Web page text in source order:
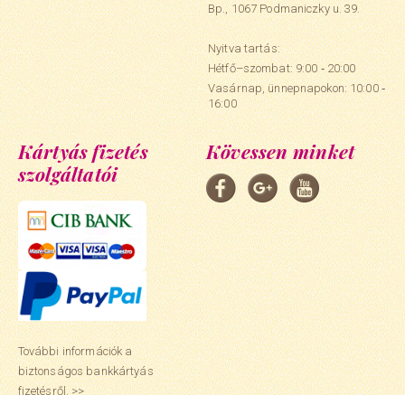
Bp., 1067 Podmaniczky u. 39.
Nyitva tartás:
Hétfő–szombat: 9:00 ‑ 20:00
Vasárnap, ünnepnapokon: 10:00 ‑
16:00
Kártyás fizetés
szolgáltatói
További információk a
biztonságos bankkártyás
fizetésről. >>
Kövessen minket